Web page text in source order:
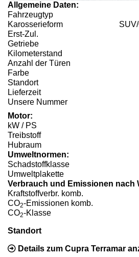
Allgemeine Daten:
Fahrzeugtyp
Karosserieform
Erst-Zul.
Getriebe
Kilometerstand
Anzahl der Türen
Farbe
Standort
Lieferzeit
Unsere Nummer
Motor:
kW / PS
Treibstoff
Hubraum
Umweltnormen:
Schadstoffklasse
Umweltplakette
Verbrauch und Emissionen nach
Kraftstoffverbr. komb.
CO2-Emissionen komb.
CO2-Klasse
Standort
Details zum Cupra Terramar